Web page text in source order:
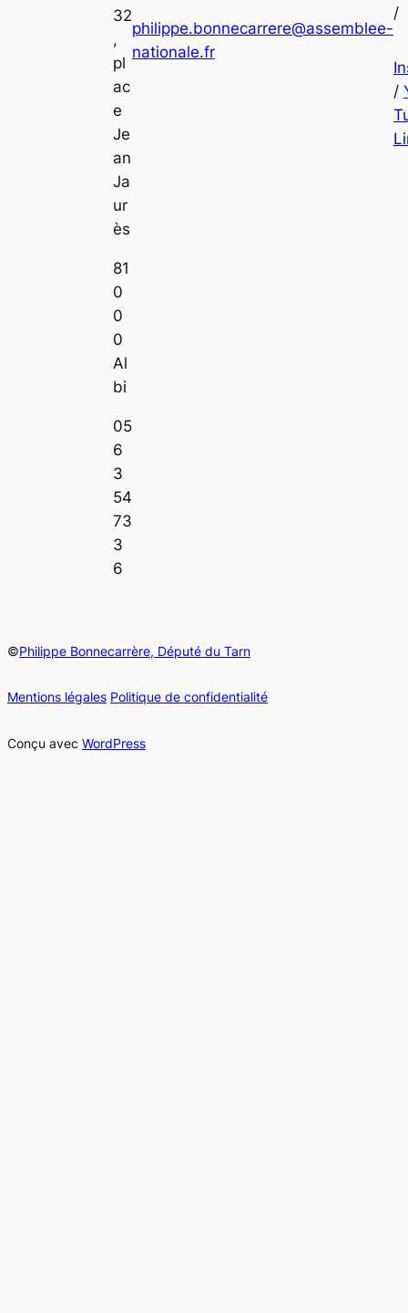
32
,
pl
ac
e
Je
an
Ja
ur
ès
81
0
0
0
Al
bi
05
6
3
54
73
3
6
philippe.bonnecarrere@assemblee-
nationale.fr
/
/
©Philippe Bonnecarrère, Député du Tarn
Mentions légales Politique de confidentialité
Conçu avec WordPress